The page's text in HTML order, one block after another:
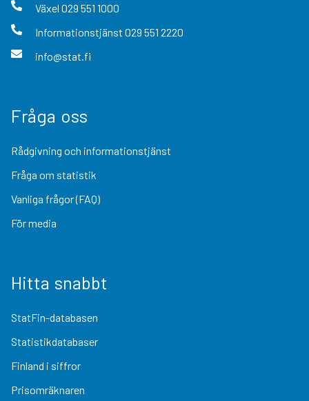
Växel 029 551 1000
Informationstjänst 029 551 2220
info@stat.fi
Fråga oss
Rådgivning och informationstjänst
Fråga om statistik
Vanliga frågor (FAQ)
För media
Hitta snabbt
StatFin-databasen
Statistikdatabaser
Finland i siffror
Prisomräknaren